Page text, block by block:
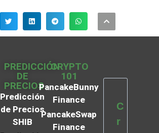
PREDICCIÓN
DE
PRECIOS
Predicción
de Precios
SHIB
CRYPTO
101
PancakeBunny
Finance
PancakeSwap
Finance
C
r